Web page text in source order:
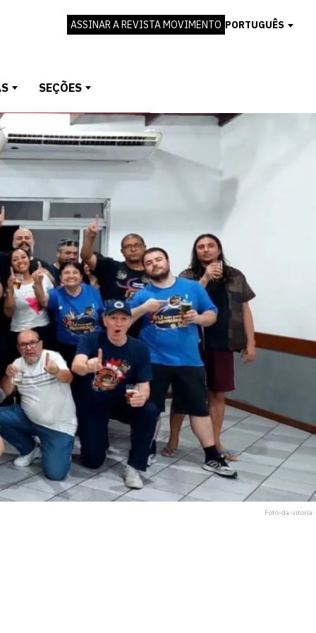
ASSINAR A REVISTA MOVIMENTO PORTUGUÊS
SEÇÕES
Foto-da-vitoria